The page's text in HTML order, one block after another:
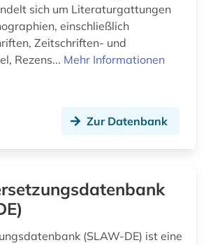
sich um Literaturgattungen
einschließlich
Zeitschriften- und
Rezens... Mehr Informationen
Zur Datenbank
(SLAW-DE) ist eine